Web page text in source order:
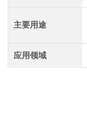
主要用途
应用领域